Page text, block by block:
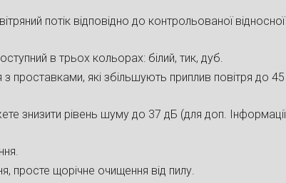
потік відповідно до контрольованої відносної
в трьох кольорах: білий, тик, дуб.
проставками, які збільшують приплив повітря до 45
знизити рівень шуму до 37 дБ (для доп. Інформації
просте щорічне очищення від пилу.